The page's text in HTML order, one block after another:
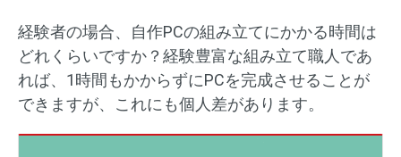
経験者の場合、自作PCの組み立てにかかる時間は
どれくらいですか？経験豊富な組み立て職人であ
れば、1時間もかからずにPCを完成させることが
できますが、これにも個人差があります。